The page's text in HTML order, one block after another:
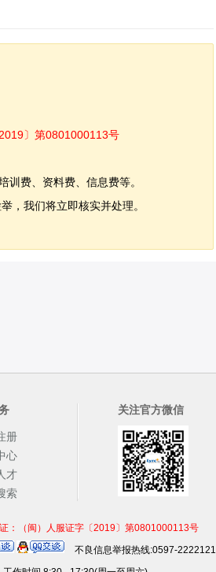
〕第0801000113号
费、资料费、信息费等。
，我们将立即核实并处理。
册
心
才
索
关注官方微信
：（闽）人服证字〔2019〕第0801000113号
不良信息举报热线:0597-2222121